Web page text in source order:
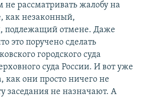
не рассматривать жалобу на
как незаконный,
подлежащий отмене. Даже
это поручено сделать
городского суда
суда России. И вот уже
как они просто ничего не
заседания не назначают. А